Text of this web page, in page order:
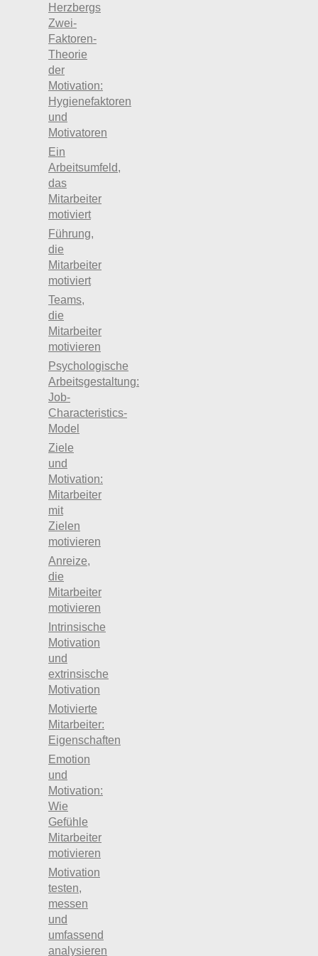
Herzbergs
Zwei-
Faktoren-
Theorie
der
Motivation:
Hygienefaktoren
und
Motivatoren
Ein
Arbeitsumfeld,
das
Mitarbeiter
motiviert
Führung,
die
Mitarbeiter
motiviert
Teams,
die
Mitarbeiter
motivieren
Psychologische
Arbeitsgestaltung:
Job-
Characteristics-
Model
Ziele
und
Motivation:
Mitarbeiter
mit
Zielen
motivieren
Anreize,
die
Mitarbeiter
motivieren
Intrinsische
Motivation
und
extrinsische
Motivation
Motivierte
Mitarbeiter:
Eigenschaften
Emotion
und
Motivation:
Wie
Gefühle
Mitarbeiter
motivieren
Motivation
testen,
messen
und
umfassend
analysieren